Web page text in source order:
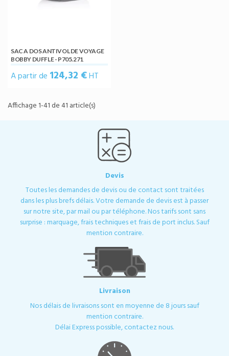
SAC A DOS ANTIVOL DE VOYAGE
BOBBY DUFFLE - P705.271
A partir de 124,32 €HT
Affichage 1-41 de 41 article(s)
Devis
Toutes les demandes de devis ou de contact sont traitées
dans les plus brefs délais. Votre demande de devis est à passer
sur notre site, par mail ou par téléphone. Nos tarifs sont sans
surprise : marquage, frais techniques et frais de port inclus. Sauf
mention contraire.
Livraison
Nos délais de livraisons sont en moyenne de 8 jours sauf
mention contraire.
Délai Express possible, contactez nous.